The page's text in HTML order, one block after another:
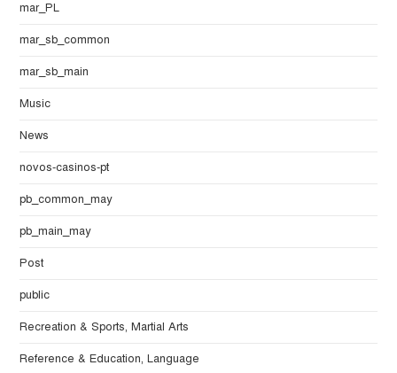
mar_PL
mar_sb_common
mar_sb_main
Music
News
novos-casinos-pt
pb_common_may
pb_main_may
Post
public
Recreation & Sports, Martial Arts
Reference & Education, Language